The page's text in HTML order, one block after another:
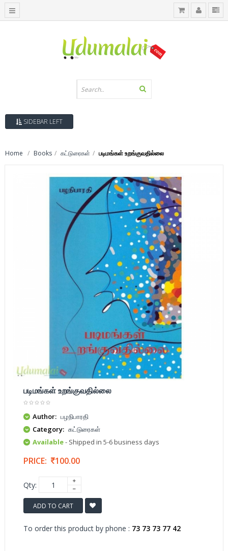
SIDEBAR LEFT
Home Books கட்டுரைகள் படிமங்கள் உறங்குவதில்லை
படிமங்கள் உறங்குவதில்லை
Author: பழநிபாரதி
Category: கட்டுரைகள்
Available- Shipped in 5-6 business days
PRICE: 100.00
Qty:
ADD TO CART
To order this product by phone : 73 73 73 77 42